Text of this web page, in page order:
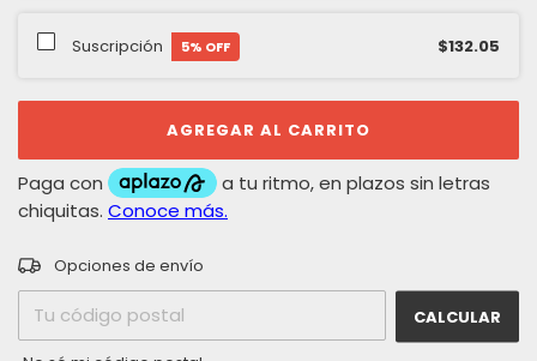
Suscripción 5% OFF $132.05
Entregas para el CP:
Opciones de envío
CALCULAR